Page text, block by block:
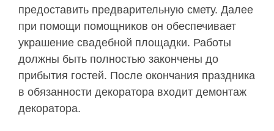
предоставить предварительную смету. Далее
при помощи помощников он обеспечивает
украшение свадебной площадки. Работы
должны быть полностью закончены до
прибытия гостей. После окончания праздника
в обязанности декоратора входит демонтаж
декоратора.